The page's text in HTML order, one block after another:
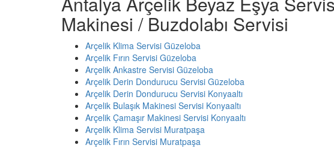
Makinesi / Buzdolabı Servisi
Arçelik Klima Servisi Güzeloba
Arçelik Fırın Servisi Güzeloba
Arçelik Ankastre Servisi Güzeloba
Arçelik Derin Dondurucu Servisi Güzeloba
Arçelik Derin Dondurucu Servisi Konyaaltı
Arçelik Bulaşık Makinesi Servisi Konyaaltı
Arçelik Çamaşır Makinesi Servisi Konyaaltı
Arçelik Klima Servisi Muratpaşa
Arçelik Fırın Servisi Muratpaşa